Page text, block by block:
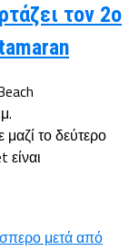
τον 2ο
το δεύτερο